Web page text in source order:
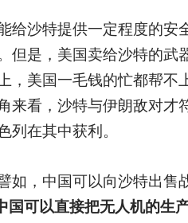
给沙特提供一定程度的安
但是，美国卖给沙特的武
，美国一毛钱的忙都帮不
来看，沙特与伊朗敌对才
列在其中获利。
如，中国可以向沙特出售
国可以直接把无人机的生